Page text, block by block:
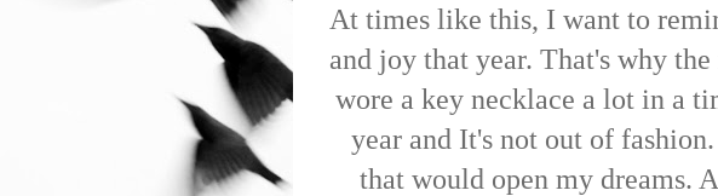
At times like this, I want to
and joy that year. That's why
wore a key necklace a lot in a
year and It's not out of
that would open my dreams.